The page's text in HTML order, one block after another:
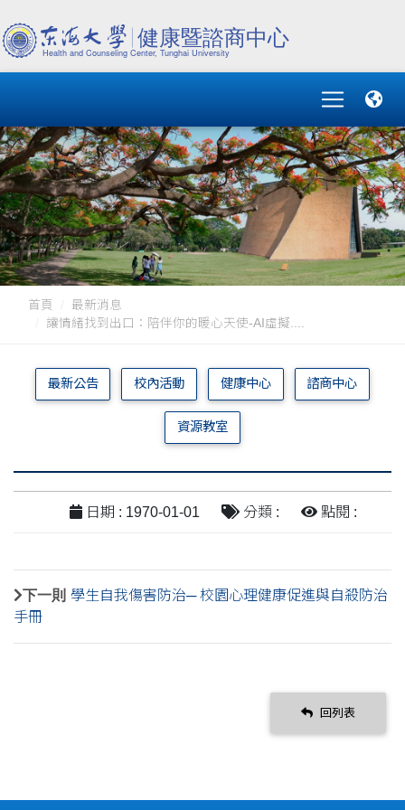
首頁
最新消息
讓情緒找到出口：陪伴你的暖心天使-AI虛擬....
最新公告 校內活動 健康中心 諮商中心
資源教室
日期 : 1970-01-01 分類 : 點閱 :
下一則 學生自我傷害防治─ 校園心理健康促進與自殺防治
手冊
回列表